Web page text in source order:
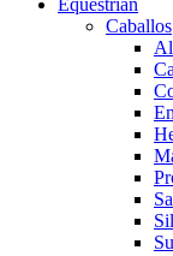
Equestrian
Caballos